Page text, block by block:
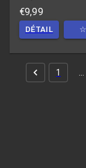
€9,99
DÉTAIL ☆
1 …